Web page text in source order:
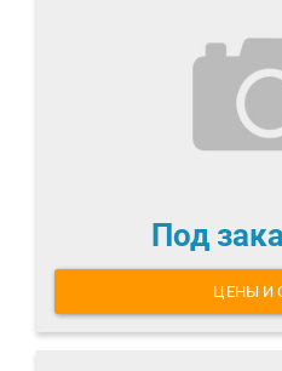
Под
ЦЕНЫ И